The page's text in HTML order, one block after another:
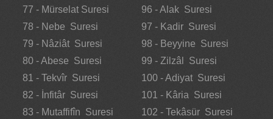
77 - Mürselat Suresi
78 - Nebe Suresi
79 - Nâziât Suresi
80 - Abese Suresi
81 - Tekvîr Suresi
82 - İnfitâr Suresi
83 - Mutaffifîn Suresi
96 - Alak Suresi
97 - Kadir Suresi
98 - Beyyine Suresi
99 - Zilzâl Suresi
100 - Adiyat Suresi
101 - Kâria Suresi
102 - Tekâsür Suresi